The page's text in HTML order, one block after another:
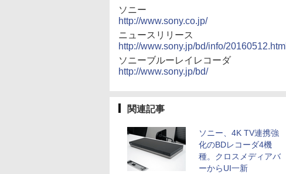
ソニー
http://www.sony.co.jp/
ニュースリリース
http://www.sony.jp/bd/info/20160512.html
ソニーブルーレイレコーダ
http://www.sony.jp/bd/
関連記事
ソニー、4K TV連携強
化のBDレコーダ4機
種。クロスメディアバ
ーからUI一新